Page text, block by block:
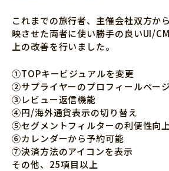
これまでの旅行者、主催会社双方か
映させた両者に使い勝手の良いUI/
上の改善を行いました。
①TOPキービジュアルを変更
②サプライヤーのプロフィールペー
③レビュー返信機能
④円/海外通貨表示の切り替え
⑤セグメントフィルターの利便性向
⑥カレンダーから予約可能
⑦決済方法のアイコンを表示
その他、25項目以上